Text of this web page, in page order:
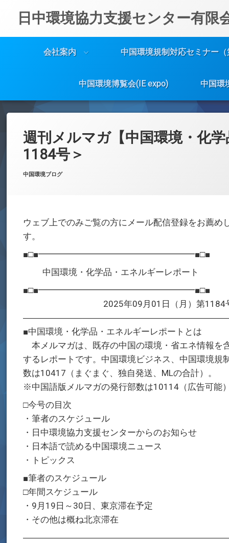
日中環境協力支援センター有限
会社案内 中国環境規制対応セミナー
中国環境博覧会(IE expo) 中国環
週刊メルマガ【中国環境・化
1184号＞
Posted on 2025年9月2日
Updated on 2025年9月2日
byw059105
カテゴリー:
中国環境ブログ
ウェブ上でのみご覧の方にメール配信登録をお薦
す。
■□■━━━━━━━━━━━━━━━━━━■□■
中国環境・化学品・エネルギーレポート
■□■━━━━━━━━━━━━━━━━━━■□■
2025年09月01日（月）第1184
■中国環境・化学品・エネルギーレポートとは
本メルマガは、既存の中国の環境・省エネ情報を
するレポートです。中国環境ビジネス、中国環境
数は10417（まぐまぐ、独自発送、MLの合計）。
※中国語版メルマガの発行部数は10114（広告可能
□今号の目次
・筆者のスケジュール
・日中環境協力支援センターからのお知らせ
・日本語で読める中国環境ニュース
・トピックス
■筆者のスケジュール
□年間スケジュール
・9月19日～30日、東京滞在予定
・その他は概ね北京滞在